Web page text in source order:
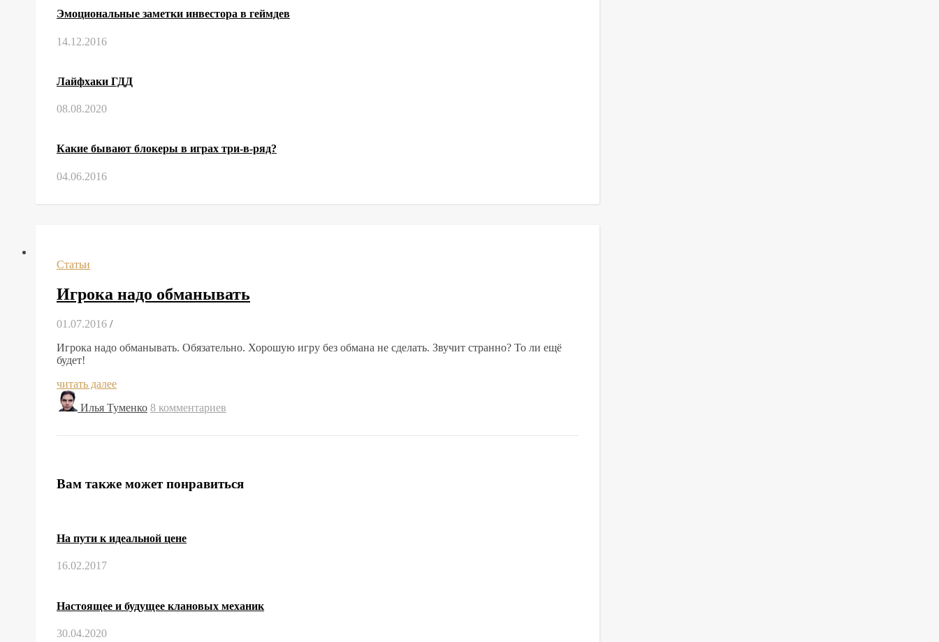
Эмоциональные заметки инвестора в геймдев
14.12.2016
Лайфхаки ГДД
08.08.2020
Какие бывают блокеры в играх три-в-ряд?
04.06.2016
Статьи
Игрока надо обманывать
01.07.2016 /
Игрока надо обманывать. Обязательно. Хорошую игру без обмана не сделать. Звучит странно? То ли ещё
будет!
читать далее
Илья Туменко 8 комментариев
Вам также может понравиться
На пути к идеальной цене
16.02.2017
Настоящее и будущее клановых механик
30.04.2020